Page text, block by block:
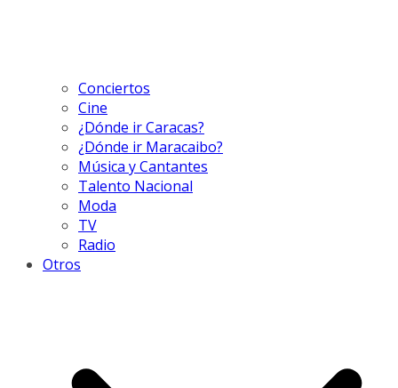
Conciertos
Cine
¿Dónde ir Caracas?
¿Dónde ir Maracaibo?
Música y Cantantes
Talento Nacional
Moda
TV
Radio
Otros